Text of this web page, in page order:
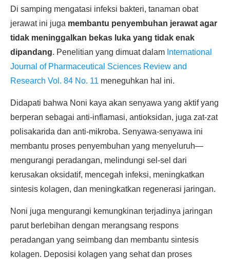
Di samping mengatasi infeksi bakteri, tanaman obat
jerawat ini juga membantu penyembuhan jerawat agar
tidak meninggalkan bekas luka yang tidak enak
dipandang. Penelitian yang dimuat dalam International
Journal of Pharmaceutical Sciences Review and
Research Vol. 84 No. 11 meneguhkan hal ini.
Didapati bahwa Noni kaya akan senyawa yang aktif yang
berperan sebagai anti-inflamasi, antioksidan, juga zat-zat
polisakarida dan anti-mikroba. Senyawa-senyawa ini
membantu proses penyembuhan yang menyeluruh—
mengurangi peradangan, melindungi sel-sel dari
kerusakan oksidatif, mencegah infeksi, meningkatkan
sintesis kolagen, dan meningkatkan regenerasi jaringan.
Noni juga mengurangi kemungkinan terjadinya jaringan
parut berlebihan dengan merangsang respons
peradangan yang seimbang dan membantu sintesis
kolagen. Deposisi kolagen yang sehat dan proses